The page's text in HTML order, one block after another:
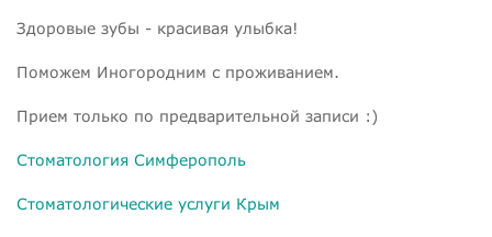
Здоровые зубы - красивая улыбка!
Поможем Иногородним с проживанием.
Прием только по предварительной записи :)
Cтоматология Симферополь
Стоматологические услуги Крым